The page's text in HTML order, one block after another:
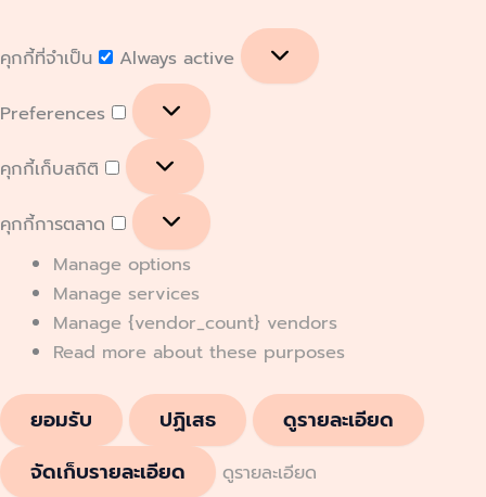
คุกกี้ที่จำเป็น Always active
Preferences
คุกกี้เก็บสถิติ
คุกกี้การตลาด
Manage options
Manage services
Manage {vendor_count} vendors
Read more about these purposes
ยอมรับ ปฏิเสธ
ดูรายละเอียด
จัดเก็บรายละเอียด
ดูรายละเอียด